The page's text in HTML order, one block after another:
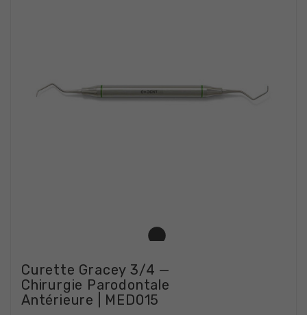
Curette Gracey 3/4 —
Chirurgie Parodontale
Antérieure | MED015